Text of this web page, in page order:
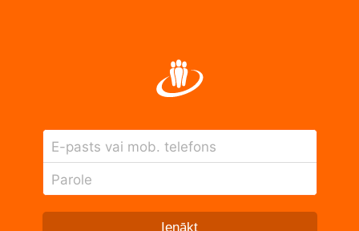
E-pasts vai mob. telefons
Parole
Ienākt